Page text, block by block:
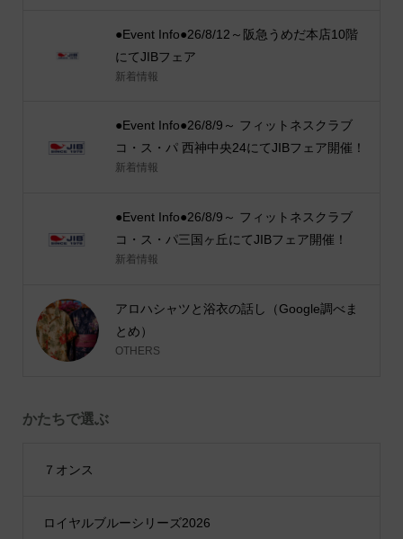
●Event Info●26/8/12～阪急うめだ本店10階
にてJIBフェア
新着情報
●Event Info●26/8/9～ フィットネスクラブ
コ・ス・パ 西神中央24にてJIBフェア開催！
新着情報
●Event Info●26/8/9～ フィットネスクラブ
コ・ス・パ三国ヶ丘にてJIBフェア開催！
新着情報
アロハシャツと浴衣の話し（Google調べま
とめ）
OTHERS
かたちで選ぶ
７オンス
ロイヤルブルーシリーズ2026